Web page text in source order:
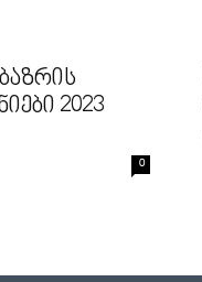
2023
0